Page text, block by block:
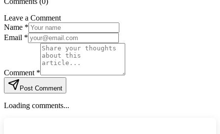
Leave a Comment
Name *
Email *
Comment *
Post Comment
Loading comments...